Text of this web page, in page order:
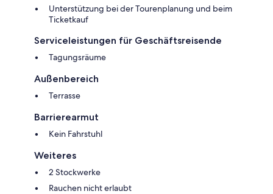
Unterstützung bei der Tourenplanung und beim
Ticketkauf
Serviceleistungen für Geschäftsreisende
Tagungsräume
Außenbereich
Terrasse
Barrierearmut
Kein Fahrstuhl
Weiteres
2 Stockwerke
Rauchen nicht erlaubt